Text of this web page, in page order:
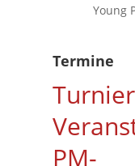
Young
Termine
PM-